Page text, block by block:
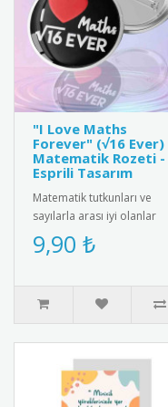
"I Love Maths
Forever" (√16 Ever)
Matematik Rozeti -
Esprili Tasarım
Matematik tutkunları ve
sayılarla arası iyi olanlar
için harika bir kelime
oyunu içeren "I ❤️ Maths ..
9,90 ₺